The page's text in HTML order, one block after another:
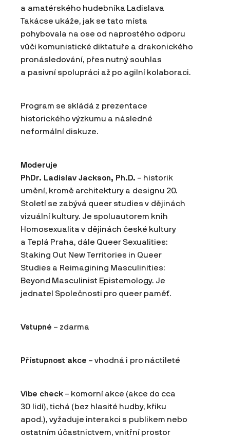
a amatérského hudebníka Ladislava
Takácse ukáže, jak se tato místa
pohybovala na ose od naprostého odporu
vůči komunistické diktatuře a drakonického
pronásledování, přes nutný souhlas
a pasivní spolupráci až po agilní kolaboraci.
Program se skládá z prezentace
historického výzkumu a následné
neformální diskuze.
Moderuje
PhDr. Ladislav Jackson, Ph.D. – historik
umění, kromě architektury a designu 20.
Století se zabývá queer studies v dějinách
vizuální kultury. Je spoluautorem knih
Homosexualita v dějinách české kultury
a Teplá Praha, dále Queer Sexualities:
Staking Out New Territories in Queer
Studies a Reimagining Masculinities:
Beyond Masculinist Epistemology. Je
jednatel Společnosti pro queer paměť.
Vstupné – zdarma
Přístupnost akce – vhodná i pro náctileté
Vibe check – komorní akce (akce do cca
30 lidí), tichá (bez hlasité hudby, křiku
apod.), vyžaduje interakci s publikem nebo
ostatním účastnictvem, vnitřní prostor